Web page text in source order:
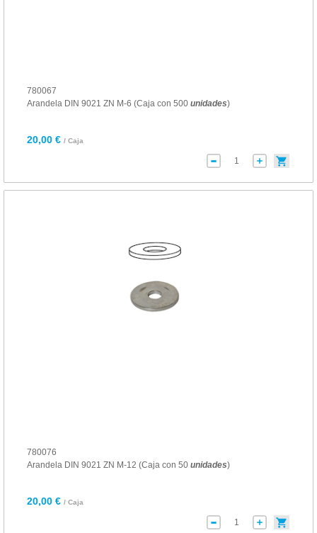
780067
Arandela DIN 9021 ZN M-6 (Caja con 500 unidades)
20,00 € / Caja
780076
Arandela DIN 9021 ZN M-12 (Caja con 50 unidades)
20,00 € / Caja